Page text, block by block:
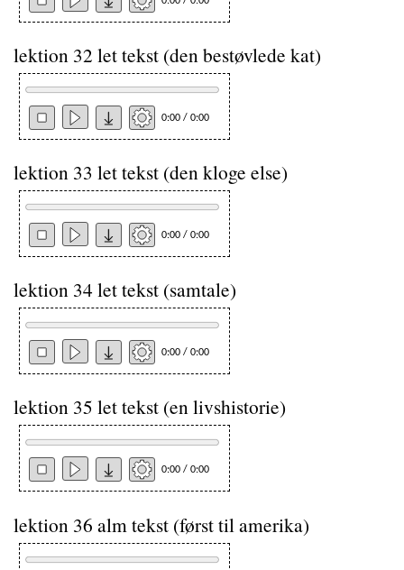
lektion 32 let tekst (den bestøvlede kat)
0:00 / 0:00
lektion 33 let tekst (den kloge else)
0:00 / 0:00
lektion 34 let tekst (samtale)
0:00 / 0:00
lektion 35 let tekst (en livshistorie)
0:00 / 0:00
lektion 36 alm tekst (først til amerika)